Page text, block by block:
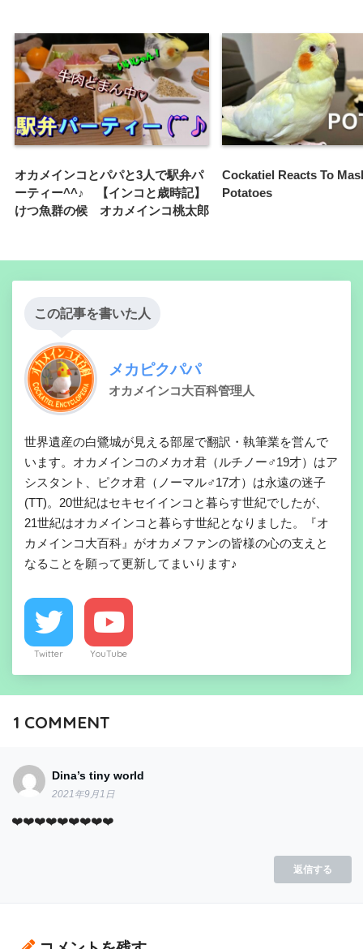
オカメインコとパパと3人で駅弁パ
ーティー^^♪ 【インコと歳時記】
けつ魚群の候 オカメインコ桃太郎
Cockatiel Reacts To
Potatoes
この記事を書いた人
メカピクパパ
オカメインコ大百科管理人
世界遺産の白鷺城が見える部屋で翻訳・執筆業を営んで
います。オカメインコのメカオ君（ルチノー♂19才）はア
シスタント、ピクオ君（ノーマル♂17才）は永遠の迷子
(TT)。20世紀はセキセイインコと暮らす世紀でしたが、
21世紀はオカメインコと暮らす世紀となりました。『オ
カメインコ大百科』がオカメファンの皆様の心の支えと
なることを願って更新してまいります♪
Twitter YouTube
1 COMMENT
Dina’s tiny world
2021年9月1日
❤️❤️❤️❤️❤️❤️❤️❤️❤️
返信する